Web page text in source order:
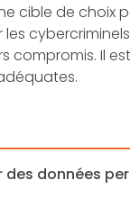
cible de choix
compromis. Il
données